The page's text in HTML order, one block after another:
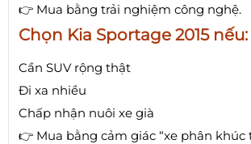
👉 Mua bằng trải nghiệm công nghệ.
Chọn Kia Sportage 2015 nếu:
Cần SUV rộng thật
Đi xa nhiều
Chấp nhận nuôi xe già
👉 Mua bằng cảm giác “xe phân khúc